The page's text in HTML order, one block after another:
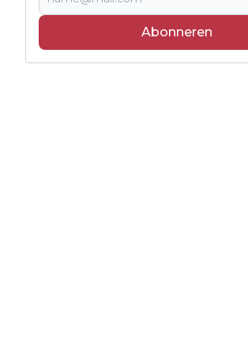
Abonneren